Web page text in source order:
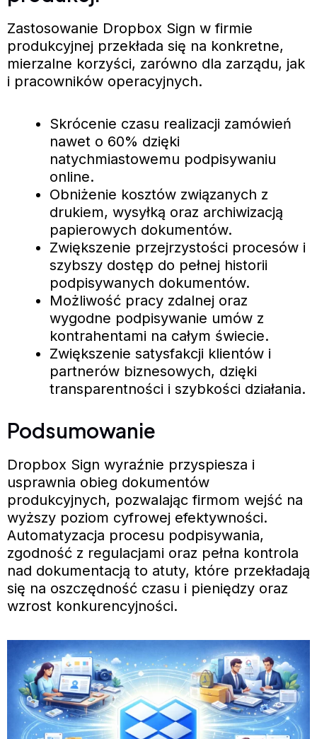
Zastosowanie Dropbox Sign w firmie
produkcyjnej przekłada się na konkretne,
mierzalne korzyści, zarówno dla zarządu, jak
i pracowników operacyjnych.
Skrócenie czasu realizacji zamówień
nawet o 60% dzięki
natychmiastowemu podpisywaniu
online.
Obniżenie kosztów związanych z
drukiem, wysyłką oraz archiwizacją
papierowych dokumentów.
Zwiększenie przejrzystości procesów i
szybszy dostęp do pełnej historii
podpisywanych dokumentów.
Możliwość pracy zdalnej oraz
wygodne podpisywanie umów z
kontrahentami na całym świecie.
Zwiększenie satysfakcji klientów i
partnerów biznesowych, dzięki
transparentności i szybkości działania.
Podsumowanie
Dropbox Sign wyraźnie przyspiesza i
usprawnia obieg dokumentów
produkcyjnych, pozwalając firmom wejść na
wyższy poziom cyfrowej efektywności.
Automatyzacja procesu podpisywania,
zgodność z regulacjami oraz pełna kontrola
nad dokumentacją to atuty, które przekładają
się na oszczędność czasu i pieniędzy oraz
wzrost konkurencyjności.